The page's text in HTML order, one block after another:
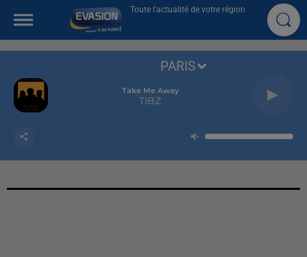
Toute l'actualité de votre région
Take Me Away
TIBZ
PARIS